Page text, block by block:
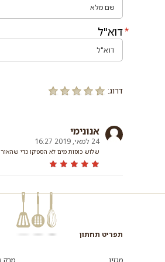
דוא"ל
דרוג:
אנונימי
24 למאי, 2019 16:27
שלוש כוסות מים לא הספיקו כדי
תפריט תחתון
מגזין מרק